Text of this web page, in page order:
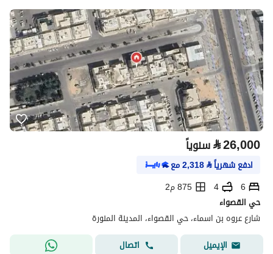
⃁26,000 سنوياً
ادفع شهرياً⃁
2,318مع
6
4
875 م2
حي القصواء
شارع عروه بن اسماء، حي القصواء، المدينة المنورة
الإيميل
اتصال